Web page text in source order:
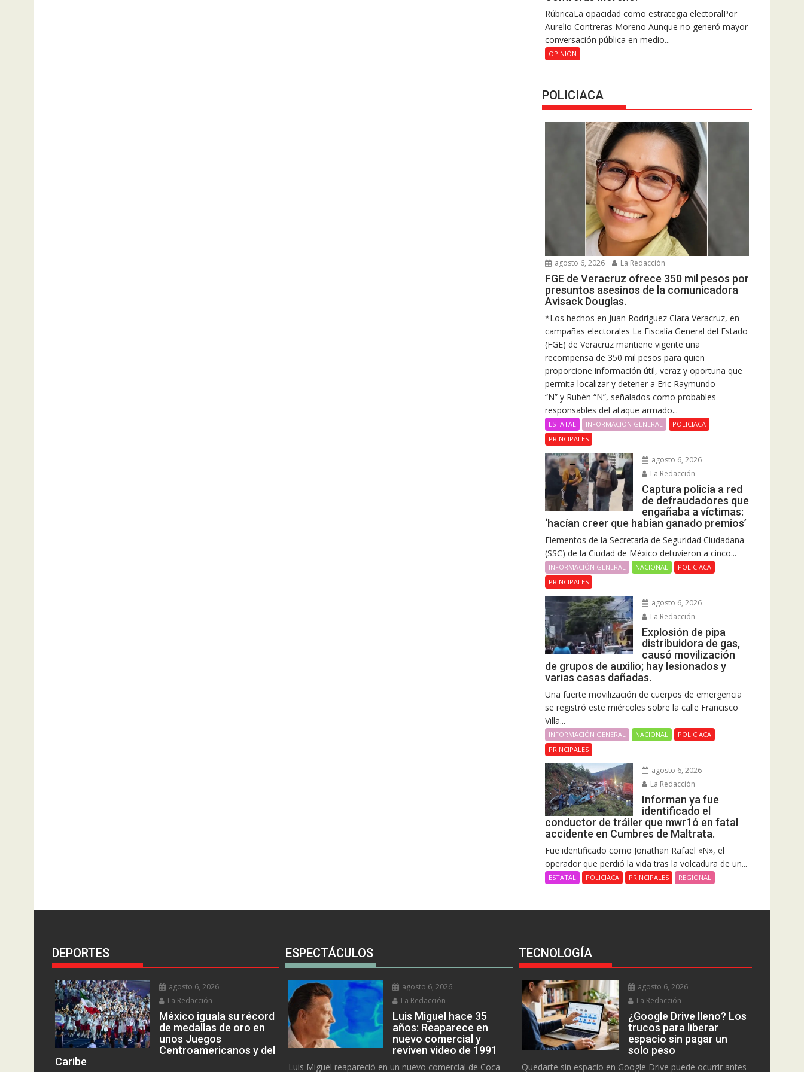
RúbricaLa opacidad como estrategia electoralPor
Aurelio Contreras Moreno Aunque no generó mayor
conversación pública en medio...
OPINIÓN
POLICIACA
agosto 6, 2026 La Redacción
FGE de Veracruz ofrece 350 mil pesos por
presuntos asesinos de la comunicadora
Avisack Douglas.
*Los hechos en Juan Rodríguez Clara Veracruz, en
campañas electorales La Fiscalía General del Estado
(FGE) de Veracruz mantiene vigente una
recompensa de 350 mil pesos para quien
proporcione información útil, veraz y oportuna que
permita localizar y detener a Eric Raymundo
“N” y Rubén “N”, señalados como probables
responsables del ataque armado...
ESTATAL INFORMACIÓN GENERAL
POLICIACA
PRINCIPALES
agosto 6, 2026
La Redacción
Captura policía a red
de defraudadores que
engañaba a víctimas:
‘hacían creer que habían ganado premios’
Elementos de la Secretaría de Seguridad Ciudadana
(SSC) de la Ciudad de México detuvieron a cinco...
INFORMACIÓN GENERAL NACIONAL
POLICIACA
PRINCIPALES
agosto 6, 2026
La Redacción
Explosión de pipa
distribuidora de gas,
causó movilización
de grupos de auxilio; hay lesionados y
varias casas dañadas.
Una fuerte movilización de cuerpos de emergencia
se registró este miércoles sobre la calle Francisco
Villa...
INFORMACIÓN GENERAL NACIONAL
POLICIACA
PRINCIPALES
agosto 6, 2026
La Redacción
Informan ya fue
identificado el
conductor de tráiler que mwr1ó en fatal
accidente en Cumbres de Maltrata.
Fue identificado como Jonathan Rafael «N», el
operador que perdió la vida tras la volcadura de un...
ESTATAL POLICIACA PRINCIPALES REGIONAL
DEPORTES
agosto 6, 2026
La Redacción
México iguala su récord
de medallas de oro en
unos Juegos
Centroamericanos y del
Caribe
ESPECTÁCULOS
agosto 6, 2026
La Redacción
Luis Miguel hace 35
años: Reaparece en
nuevo comercial y
reviven video de 1991
Luis Miguel reapareció en un nuevo comercial de Coca-
TECNOLOGÍA
agosto 6, 2026
La Redacción
¿Google Drive lleno? Los
trucos para liberar
espacio sin pagar un
solo peso
Quedarte sin espacio en Google Drive puede ocurrir antes